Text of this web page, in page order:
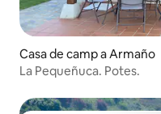
Casa de camp a Armaño
La Pequeñuca. Potes.